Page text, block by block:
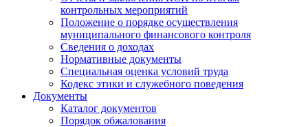
контрольных мероприятий
Положение о порядке осуществления
муниципального финансового контроля
Сведения о доходах
Нормативные документы
Специальная оценка условий труда
Кодекс этики и служебного поведения
Документы
Каталог документов
Порядок обжалования